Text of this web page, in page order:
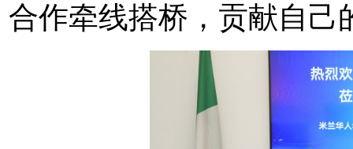
合作牵线搭桥，贡献自己